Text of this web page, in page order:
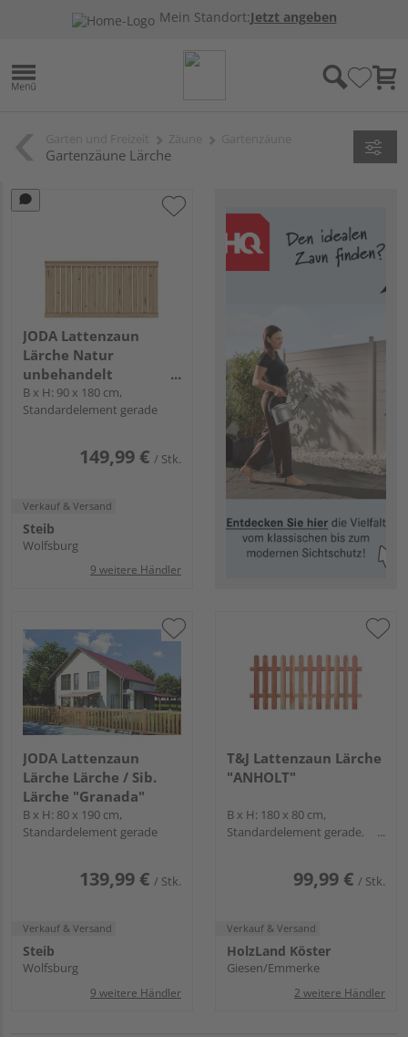
Mein Standort:Jetzt angeben
Gartenzäune Lärche
JODA Lattenzaun
Lärche Natur
unbehandelt
"Faaborg"
B x H: 90 x 180 cm,
Standardelement gerade
149,99 € / Stk.
Verkauf & Versand
Steib
Wolfsburg
9 weitere Händler
JODA Lattenzaun
Lärche Lärche / Sib.
Lärche "Granada"
B x H: 80 x 190 cm,
Standardelement gerade
139,99 € / Stk.
Verkauf & Versand
Steib
Wolfsburg
9 weitere Händler
T&J Lattenzaun Lärche
"ANHOLT"
B x H: 180 x 80 cm,
Standardelement gerade,
99,99 € / Stk.
Verkauf & Versand
HolzLand Köster
Giesen/Emmerke
2 weitere Händler